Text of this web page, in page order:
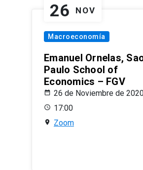
26 NOV
Macroeconomía
Emanuel Ornelas,
Paulo School of
Economics – FGV
26 de Noviembre de
17:00
Zoom